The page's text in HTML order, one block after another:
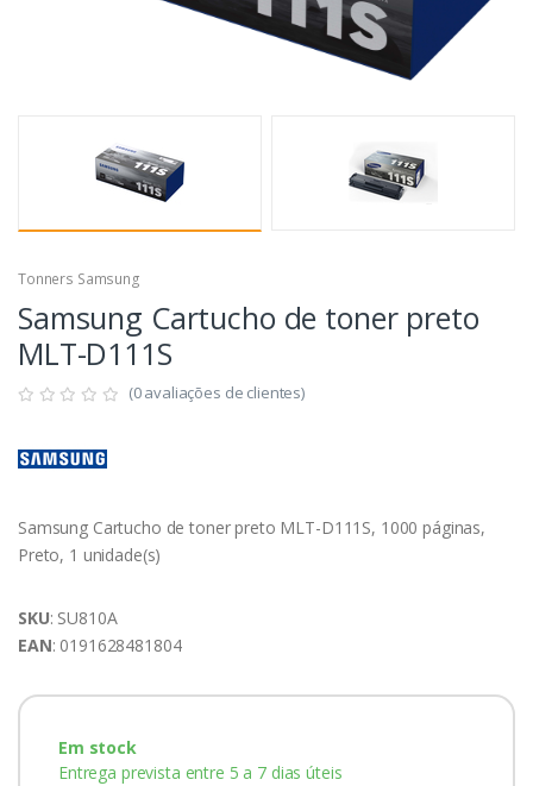
Tonners Samsung
Samsung Cartucho de toner preto
MLT-D111S
(0 avaliações de clientes)
Samsung Cartucho de toner preto MLT-D111S, 1000 páginas,
Preto, 1 unidade(s)
SKU: SU810A
EAN: 0191628481804
Em stock
Entrega prevista entre 5 a 7 dias úteis